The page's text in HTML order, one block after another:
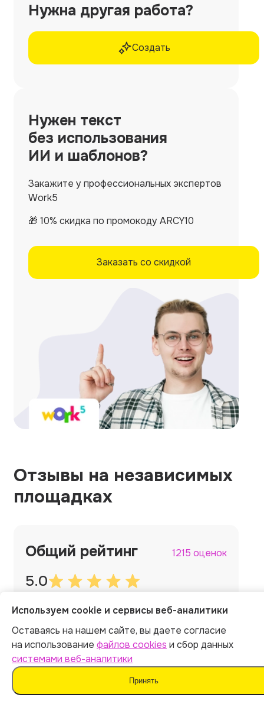
Нужна другая работа?
Создать
Нужен текст
без использования
ИИ и шаблонов?
Закажите у профессиональных экспертов
Work5
🎁 10% скидка по промокоду ARCY10
Заказать со скидкой
Отзывы на независимых
площадках
Общий рейтинг 1215 оценок
5.0
5.0 5.0
5.0 5.0
Используем cookie и сервисы веб-аналитики
Оставаясь на нашем сайте, вы даете согласие
на использование файлов cookies и сбор данных
системами веб-аналитики
Принять